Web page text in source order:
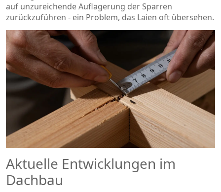
auf unzureichende Auflagerung der Sparren
zurückzuführen - ein Problem, das Laien oft übersehen.
Aktuelle Entwicklungen im
Dachbau